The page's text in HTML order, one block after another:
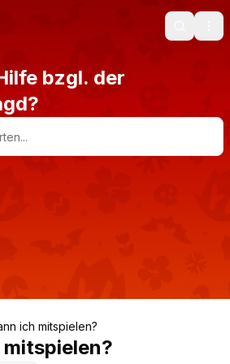
Search
bzgl. der
ich mitspielen?